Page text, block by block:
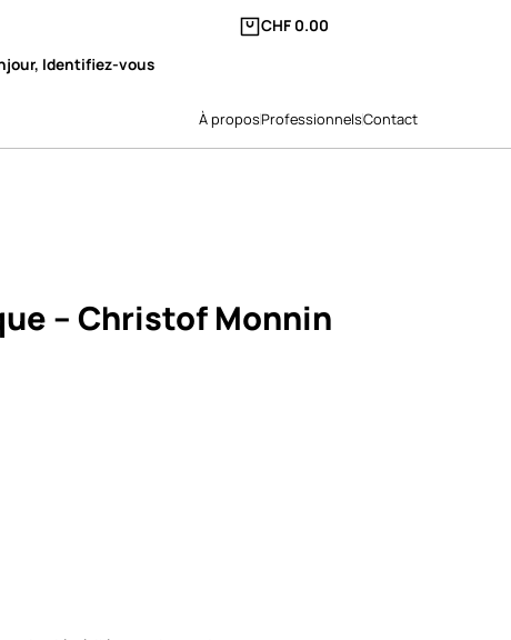
Identifiez-vous
CHF0.00
À proposProfessionnelsContact
– Christof Monnin